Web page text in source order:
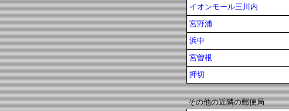
イオンモール三川内
宮野浦
浜中
宮曽根
押切
その他の近隣の郵便局